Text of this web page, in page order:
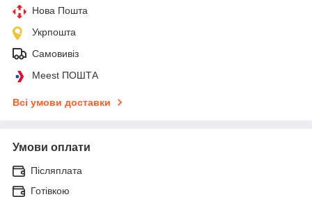
Нова Пошта
Укрпошта
Самовивіз
Meest ПОШТА
Всі умови доставки
Умови оплати
Післяплата
Готівкою